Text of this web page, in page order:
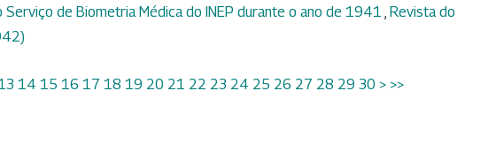
Serviço de Biometria Médica do INEP durante o ano de 1941 , Revista do
14 15 16 17 18 19 20 21 22 23 24 25 26 27 28 29 30 > >>